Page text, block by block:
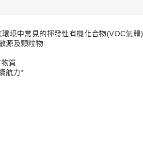
境中常見的揮發性有機化合物(VOC氣體)
源及顆粒物
質
航力*